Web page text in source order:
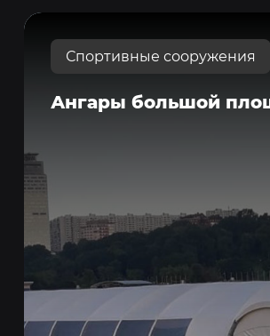
Спортивные сооружения
Ангары большой